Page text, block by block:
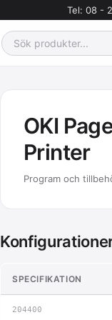
Tel: 08 -
OKI
Printer
Program och
SPECIFIKATION
204400